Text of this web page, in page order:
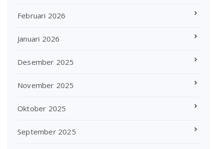
Februari 2026
Januari 2026
Desember 2025
November 2025
Oktober 2025
September 2025